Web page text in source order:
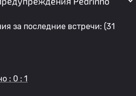
за последние встречи: (31
: 0 : 1